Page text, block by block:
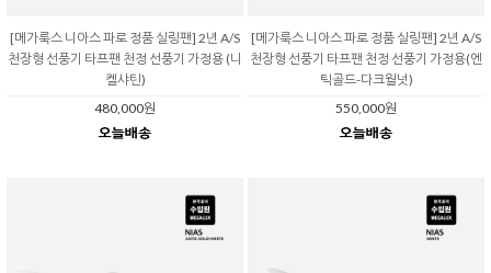
[메가룩스 니아스 파로 정품 실링팬] 2년 A/S
천장형 선풍기 타프팬 천정 선풍기 가정용 (니
켈샤틴)
480,000원
[메가룩스 니아스 파로 정품 실링팬] 2년 A/S
천장형 선풍기 타프팬 천정 선풍기 가정용(엔
틱골드-다크월넛)
550,000원